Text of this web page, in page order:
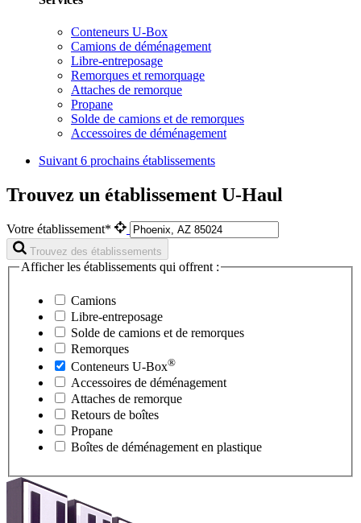
Conteneurs U-Box
Camions de déménagement
Libre-entreposage
Remorques et remorquage
Attaches de remorque
Propane
Solde de camions et de remorques
Accessoires de déménagement
Suivant 6 prochains établissements
Trouvez un établissement U-Haul
Votre établissement*
Trouvez des établissements
Afficher les établissements qui offrent :
Camions
Libre-entreposage
Solde de camions et de remorques
Remorques
Conteneurs U-Box®
Accessoires de déménagement
Attaches de remorque
Retours de boîtes
Propane
Boîtes de déménagement en plastique